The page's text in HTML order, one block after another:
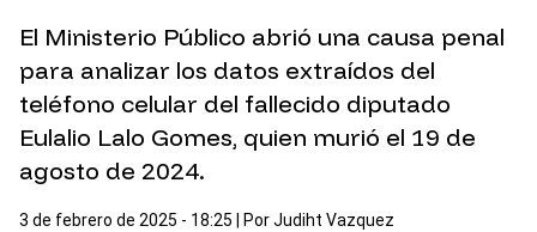
El Ministerio Público abrió una causa penal
para analizar los datos extraídos del
teléfono celular del fallecido diputado
Eulalio Lalo Gomes, quien murió el 19 de
agosto de 2024.
3 de febrero de 2025 - 18:25 | PorJudiht Vazquez